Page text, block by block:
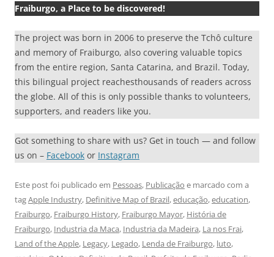
Fraiburgo, a Place to be discovered!
The project was born in 2006 to preserve the Tchô culture
and memory of Fraiburgo, also covering valuable topics
from the entire region, Santa Catarina, and Brazil. Today,
this bilingual project reachesthousands of readers across
the globe. All of this is only possible thanks to volunteers,
supporters, and readers like you.
Got something to share with us? Get in touch — and follow
us on – Facebook or Instagram
Este post foi publicado em Pessoas, Publicação e marcado com a
tagApple Industry, Definitive Map of Brazil,educação,education,
Fraiburgo, Fraiburgo History, Fraiburgo Mayor, História de
Fraiburgo, Industria da Maca, Industria da Madeira, La nos Frai,
Land of the Apple, Legacy, Legado, Lenda de Fraiburgo, luto,